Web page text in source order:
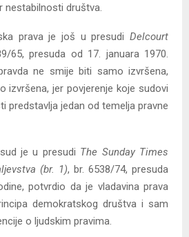
društva.
prava je još u presudi Delcourt
65, presuda od 17. januara 1970.
ne smije biti samo izvršena,
izvršena, jer povjerenje koje sudovi
predstavlja jedan od temelja pravne
je u presudi The Sunday Times
(br. 1), br. 6538/74, presuda
potvrdio da je vladavina prava
demokratskog društva i sam
o ljudskim pravima.